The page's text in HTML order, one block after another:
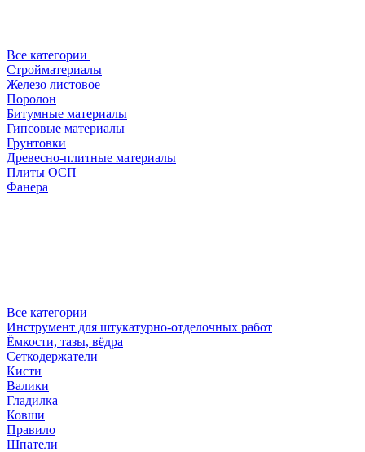
Все категории
Стройматериалы
Железо листовое
Поролон
Битумные материалы
Гипсовые материалы
Грунтовки
Древесно-плитные материалы
Плиты ОСП
Фанера
Все категории
Инструмент для штукатурно-отделочных работ
Ёмкости, тазы, вёдра
Сеткодержатели
Кисти
Валики
Гладилка
Ковши
Правило
Шпатели